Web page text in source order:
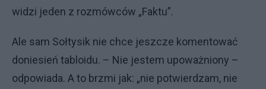
widzi jeden z rozmówców „Faktu”.
Ale sam Sołtysik nie chce jeszcze komentować
doniesień tabloidu. – Nie jestem upoważniony –
odpowiada. A to brzmi jak: „nie potwierdzam, nie